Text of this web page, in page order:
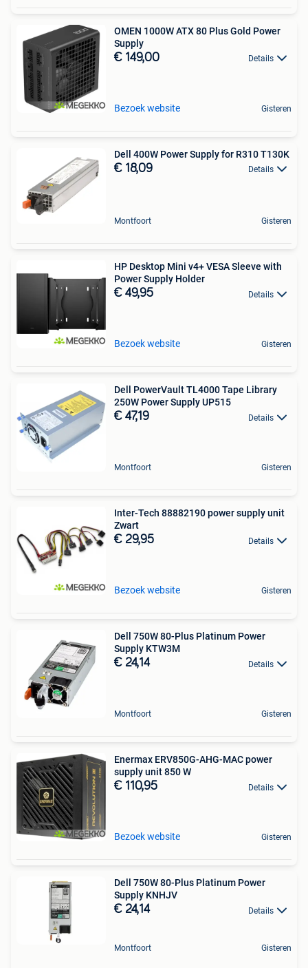
OMEN 1000W ATX 80 Plus Gold Power
Supply
€ 149,00 Details
Bezoek website Gisteren
Dell 400W Power Supply for R310 T130K
€ 18,09 Details
Montfoort Gisteren
HP Desktop Mini v4+ VESA Sleeve with
Power Supply Holder
€ 49,95 Details
Bezoek website Gisteren
Dell PowerVault TL4000 Tape Library
250W Power Supply UP515
€ 47,19 Details
Montfoort Gisteren
Inter-Tech 88882190 power supply unit
Zwart
€ 29,95 Details
Bezoek website Gisteren
Dell 750W 80-Plus Platinum Power
Supply KTW3M
€ 24,14 Details
Montfoort Gisteren
Enermax ERV850G-AHG-MAC power
supply unit 850 W
€ 110,95 Details
Bezoek website Gisteren
Dell 750W 80-Plus Platinum Power
Supply KNHJV
€ 24,14 Details
Montfoort Gisteren